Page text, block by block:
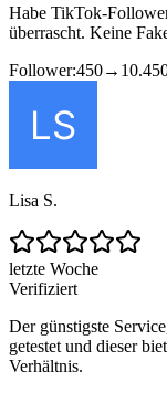
Habe TikTok-
überrascht. Keine
Follower:450→
Lisa S.
letzte Woche
Verifiziert
Der günstigste
getestet und dieser
Verhältnis.